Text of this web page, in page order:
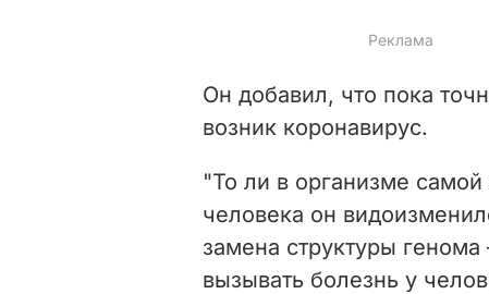
Он добавил, что пока
возник коронавирус.
"То ли в организме
человека он
замена структуры
вызывать болезнь у